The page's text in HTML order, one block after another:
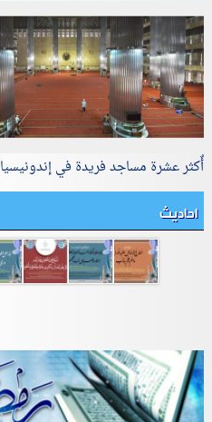
أٌكثر عشرة مساجد فريدة في إندونيسيا
احاديث